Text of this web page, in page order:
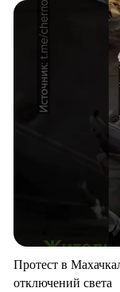
Протест в
отключений света